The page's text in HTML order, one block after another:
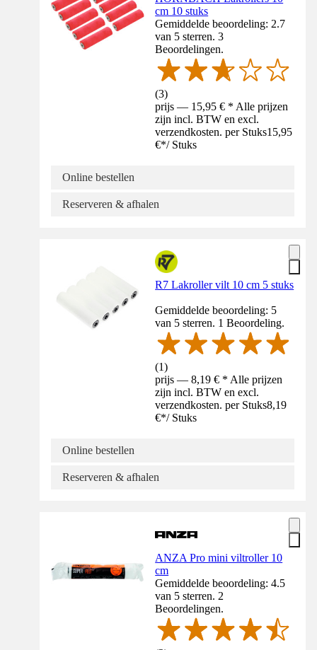
cm 10 stuks
Gemiddelde beoordeling: 2.7
van 5 sterren. 3
Beoordelingen.
(3)
prijs — 15,95 € * Alle prijzen
zijn incl. BTW en excl.
verzendkosten. per Stuks15,95
€*/ Stuks
Online bestellen
Reserveren & afhalen
R7 Lakroller vilt 10 cm 5 stuks
Gemiddelde beoordeling: 5
van 5 sterren. 1 Beoordeling.
(1)
prijs — 8,19 € * Alle prijzen
zijn incl. BTW en excl.
verzendkosten. per Stuks8,19
€*/ Stuks
Online bestellen
Reserveren & afhalen
ANZA Pro mini viltroller 10
cm
Gemiddelde beoordeling: 4.5
van 5 sterren. 2
Beoordelingen.